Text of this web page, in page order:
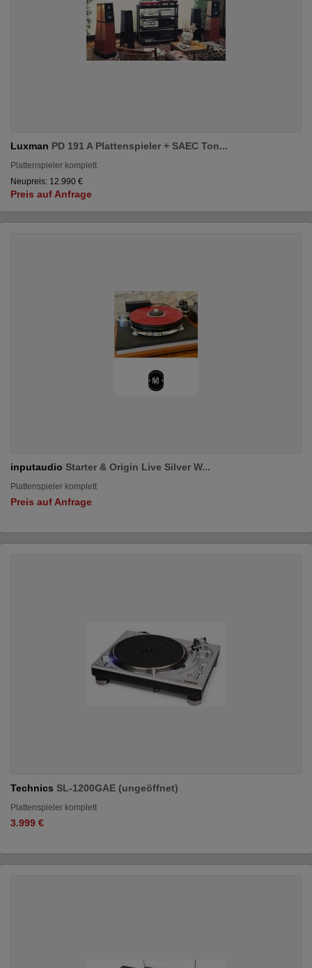
Luxman PD 191 A Plattenspieler + SAEC Ton...
Plattenspieler komplett
Neupreis: 12.990 €
Preis auf Anfrage
inputaudio Starter & Origin Live Silver W...
Plattenspieler komplett
Preis auf Anfrage
Technics SL-1200GAE (ungeöffnet)
Plattenspieler komplett
3.999 €